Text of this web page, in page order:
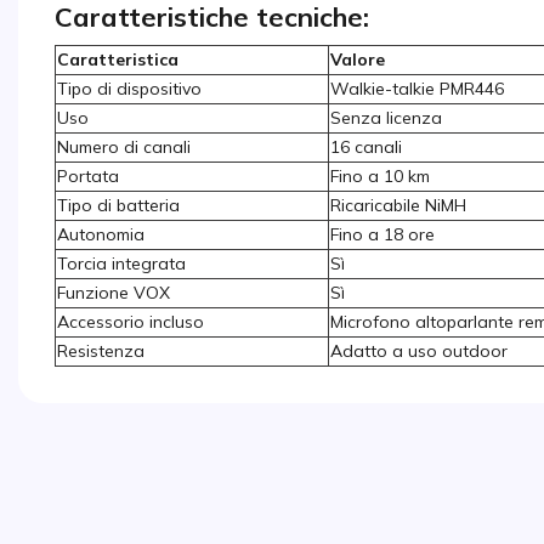
Caratteristiche tecniche:
Caratteristica
Valore
Tipo di dispositivo
Walkie-talkie PMR446
Uso
Senza licenza
Numero di canali
16 canali
Portata
Fino a 10 km
Tipo di batteria
Ricaricabile NiMH
Autonomia
Fino a 18 ore
Torcia integrata
Sì
Funzione VOX
Sì
Accessorio incluso
Microfono altoparlante
Resistenza
Adatto a uso outdoor